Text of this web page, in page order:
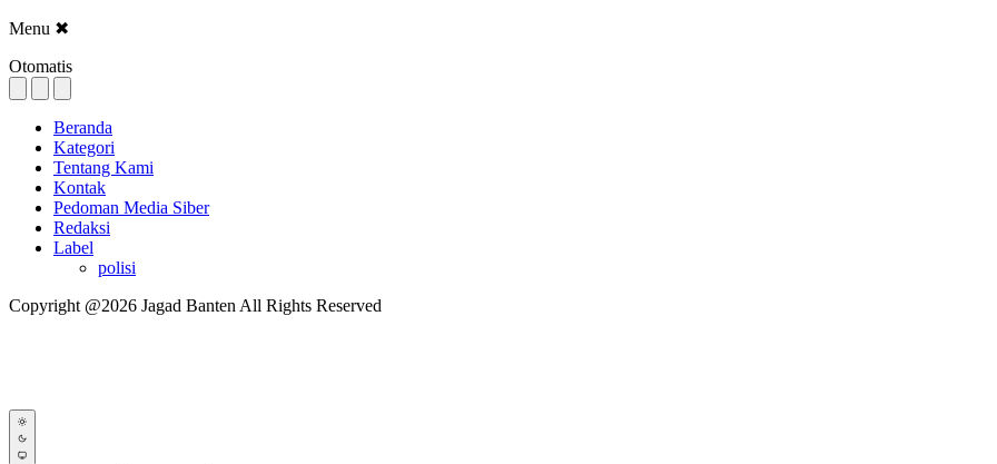
Menu ✖
Otomatis
Beranda
Kategori
Tentang Kami
Kontak
Pedoman Media Siber
Redaksi
Label
polisi
Copyright @2026 Jagad Banten All Rights Reserved